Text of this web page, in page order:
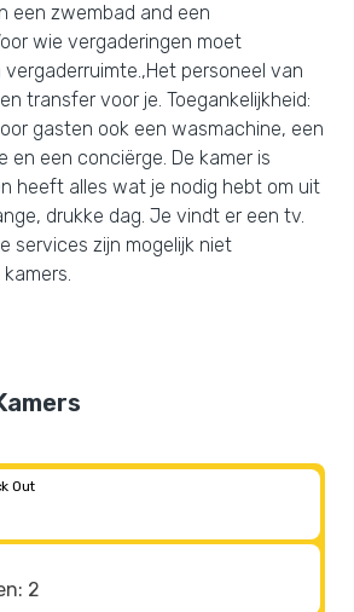
een zwembad and een
wie vergaderingen moet
vergaderruimte.,Het personeel van
transfer voor je. Toegankelijkheid:
gasten ook een wasmachine, een
en een conciërge. De kamer is
heeft alles wat je nodig hebt om uit
drukke dag. Je vindt er een tv.
services zijn mogelijk niet
Out